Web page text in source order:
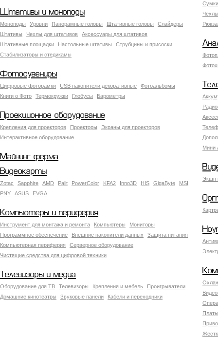
Штативы и моноподы
Моноподы Уровни Панорамные головы Штативные головы
Слайдеры
Штативы
Чехлы для штативов
Аксессуары для штативов
Штативные площадки
Настольные штативы
Струбцины и присоски
Стабилизаторы и стедикамы
Фотосувениры
Цифровые фоторамки USB накопители декоративные
Фотоальбомы
Книги о Фото
Термокружки Глобусы Барометры
Мини
Проекционное оборудование
Крепления для проекторов Проекторы
Экраны для проекторов
Интерактивное оборудование
Майнинг ферма
Экшн
Видеокарты
Zotac Sapphire AMD Palit PowerColor KFA2 Inno3D HIS GigaByte
MSI
PNY
ASUS EVGA
Компьютеры и периферия
Инструмент для монтажа и ремонта Компьютеры
Мониторы
Программное обеспечение
Внешние накопители данных
Защита питания
Компьютерная периферия
Серверное оборудование
Чистящие средства для цифровой техники
Телевизоры и медиа
Оборудование для ТВ Телевизоры Крепления и мебель
Проигрыватели
Домашние кинотеатры
Звуковые панели Кабели и переходники